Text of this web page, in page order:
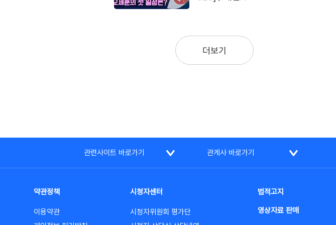
더보기
관련사이트 바로가기 관계사 바로가기
약관정책
이용약관
시청자센터
시청자위원회 평가단
법적고지
영상자료 판매